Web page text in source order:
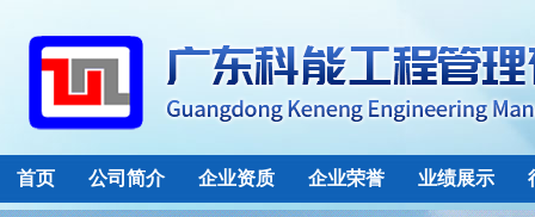
首页 公司简介 企业资质 企业荣誉 业绩展示
润本智能智造未来工厂项目